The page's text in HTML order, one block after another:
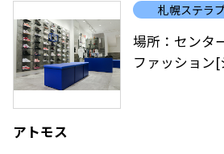
トリートスポーツウェアブランド
adidasの歴史を継承しながら、ス
や創造性を、現代のユースカルチ
ダクトを通じて、ブランドのレガ
ています。
札幌ステラ
場所：センタ
ファッション
アトモス